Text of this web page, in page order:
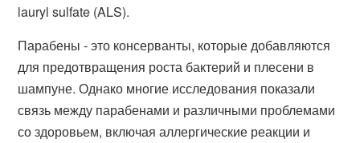
lauryl sulfate (ALS).
Парабены - это консерванты, которые добавляются
для предотвращения роста бактерий и плесени в
шампуне. Однако многие исследования показали
связь между парабенами и различными проблемами
со здоровьем, включая аллергические реакции и